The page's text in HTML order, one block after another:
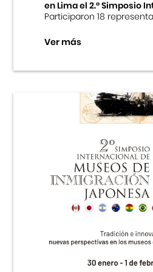
en Lima el 2.º Simposio
Participaron 18
Ver más